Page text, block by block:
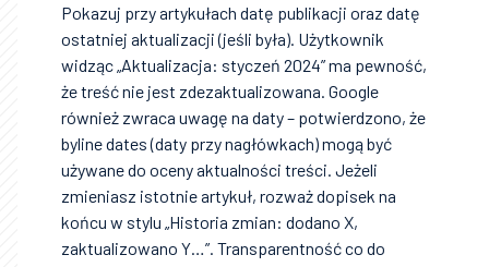
Pokazuj przy artykułach datę publikacji oraz datę
ostatniej aktualizacji (jeśli była). Użytkownik
widząc „Aktualizacja: styczeń 2024” ma pewność,
że treść nie jest zdezaktualizowana. Google
również zwraca uwagę na daty – potwierdzono, że
byline dates (daty przy nagłówkach) mogą być
używane do oceny aktualności treści. Jeżeli
zmieniasz istotnie artykuł, rozważ dopisek na
końcu w stylu „Historia zmian: dodano X,
zaktualizowano Y…”. Transparentność co do